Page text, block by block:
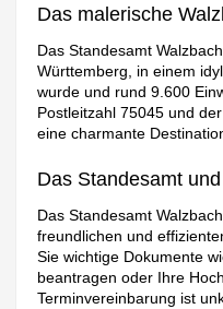
Das malerische
Das Standesamt
Württemberg, in einem
wurde und rund 9.600
Postleitzahl 75045 und
eine charmante
Das Standesamt
Das Standesamt
freundlichen und
Sie wichtige Dokumente
beantragen oder Ihre
Terminvereinbarung ist